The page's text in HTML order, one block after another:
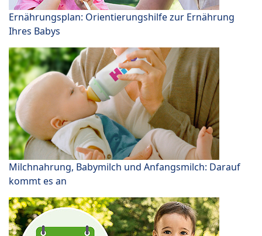
Ernährungsplan: Orientierungshilfe zur Ernährung
Ihres Babys
Milchnahrung, Babymilch und Anfangsmilch: Darauf
kommt es an